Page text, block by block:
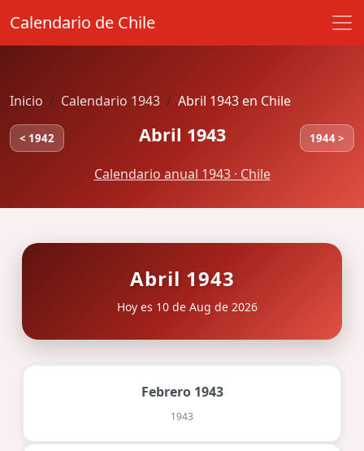
Calendario de Chile
Inicio Calendario 1943 Abril 1943 en Chile
< 1942 Abril 1943 1944 >
Calendario anual 1943 · Chile
Abril 1943
Hoy es 10 de Aug de 2026
Febrero 1943
1943